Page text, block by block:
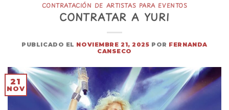
CONTRATACIÓN DE ARTISTAS PARA EVENTOS
CONTRATAR A YURI
PUBLICADO EL NOVIEMBRE 21, 2025 POR FERNANDA
CANSECO
21
NOV